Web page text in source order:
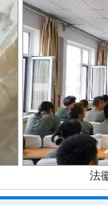
法